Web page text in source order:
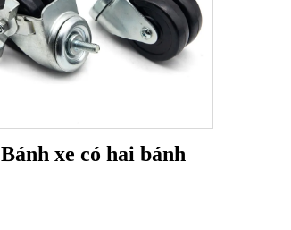
Bánh xe có hai bánh